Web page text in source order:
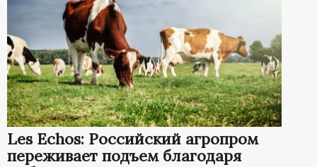
Les Echos: Российский агропром
переживает подъем благодаря